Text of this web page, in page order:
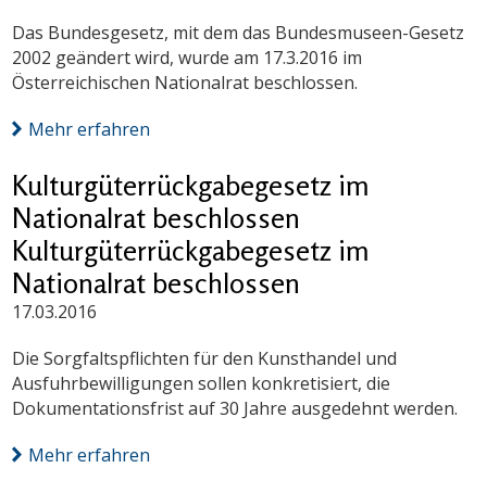
Das Bundesgesetz, mit dem das Bundesmuseen-Gesetz
2002 geändert wird, wurde am 17.3.2016 im
Österreichischen Nationalrat beschlossen.
Mehr erfahren
Kulturgüterrückgabegesetz im
Nationalrat beschlossen
Kulturgüterrückgabegesetz im
Nationalrat beschlossen
17.03.2016
Die Sorgfaltspflichten für den Kunsthandel und
Ausfuhrbewilligungen sollen konkretisiert, die
Dokumentationsfrist auf 30 Jahre ausgedehnt werden.
Mehr erfahren